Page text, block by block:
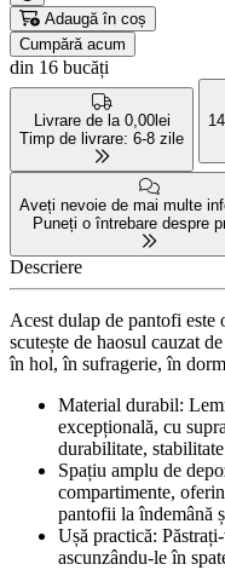
Adaugă în coș
Cumpără acum
din 16 bucăți
Livrare de la 0,00lei
Timp de livrare: 6-8 zile
Aveți nevoie de mai multe
Puneți o întrebare despre
Descriere
Acest dulap de pantofi este
scutește de haosul cauzat
în hol, în sufragerie, în
Material durabil:
excepțională, cu
durabilitate,
Spațiu amplu de
compartimente,
pantofii la îndemână
Ușă practică:
ascunzându-le în